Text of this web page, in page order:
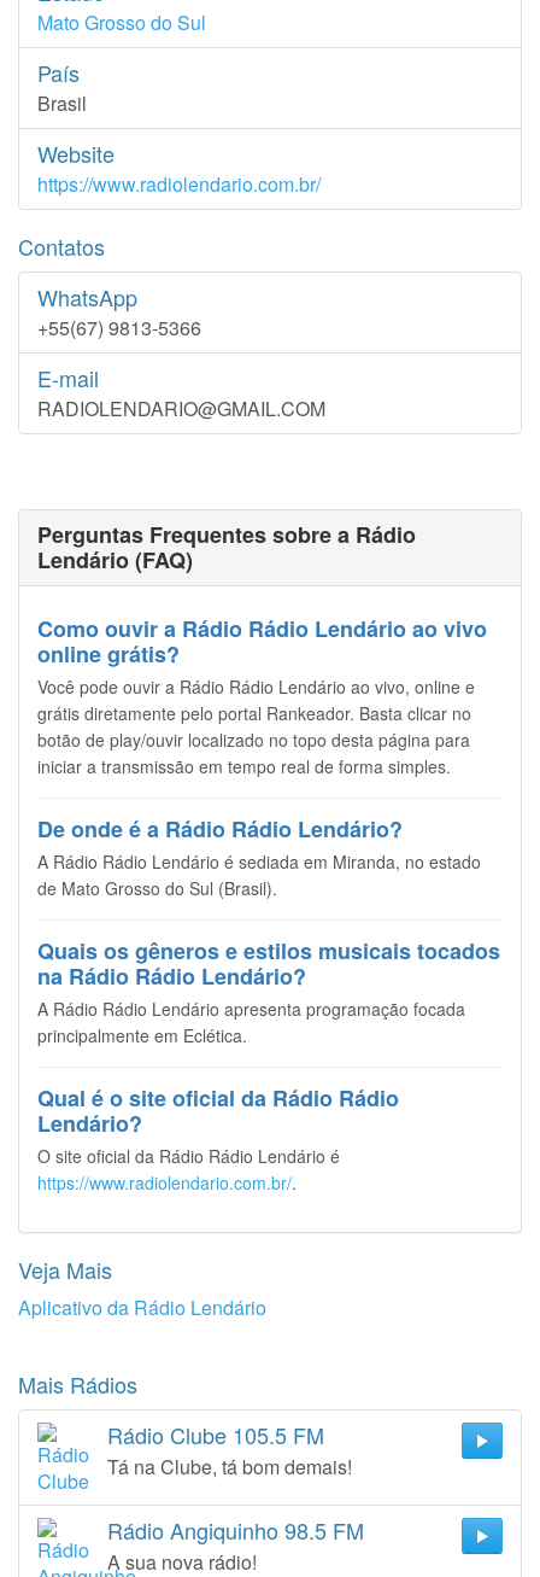
Mato Grosso do Sul
País
Brasil
Website
https://www.radiolendario.com.br/
Contatos
WhatsApp
+55(67) 9813-5366
E-mail
RADIOLENDARIO@GMAIL.COM
Perguntas Frequentes sobre a Rádio
Lendário (FAQ)
Como ouvir a Rádio Rádio Lendário ao vivo
online grátis?
Você pode ouvir a Rádio Rádio Lendário ao vivo, online e
grátis diretamente pelo portal Rankeador. Basta clicar no
botão de play/ouvir localizado no topo desta página para
iniciar a transmissão em tempo real de forma simples.
De onde é a Rádio Rádio Lendário?
A Rádio Rádio Lendário é sediada em Miranda, no estado
de Mato Grosso do Sul (Brasil).
Quais os gêneros e estilos musicais tocados
na Rádio Rádio Lendário?
A Rádio Rádio Lendário apresenta programação focada
principalmente em Eclética.
Qual é o site oficial da Rádio Rádio
Lendário?
O site oficial da Rádio Rádio Lendário é
https://www.radiolendario.com.br/.
Veja Mais
Aplicativo da Rádio Lendário
Mais Rádios
Rádio Clube 105.5 FM
Tá na Clube, tá bom demais!
Rádio Angiquinho 98.5 FM
A sua nova rádio!